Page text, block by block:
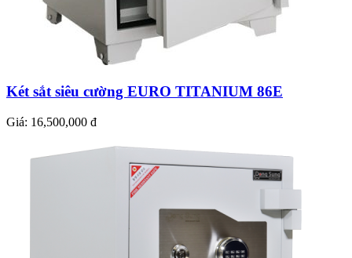
Két sắt siêu cường EURO TITANIUM 86E
Giá: 16,500,000 đ